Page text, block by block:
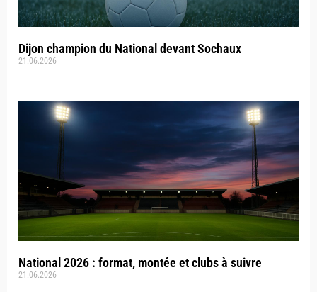
Dijon champion du National devant Sochaux
21.06.2026
National 2026 : format, montée et clubs à suivre
21.06.2026